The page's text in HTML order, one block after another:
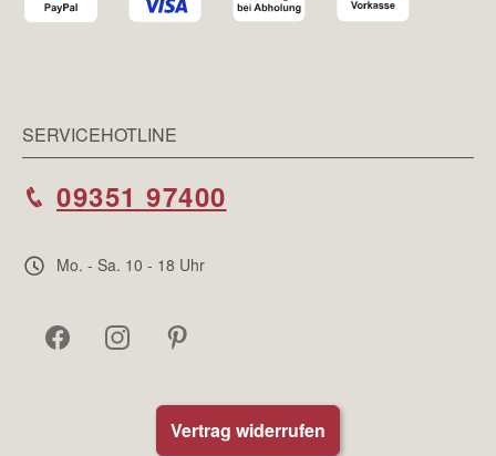
SERVICEHOTLINE
09351 97400
Mo. - Sa. 10 - 18 Uhr
Vertrag widerrufen